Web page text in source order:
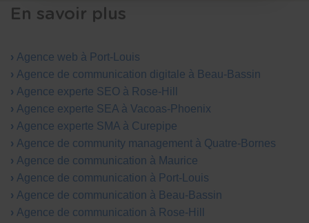
En savoir plus
Agence web à Port-Louis
Agence de communication digitale à Beau-Bassin
Agence experte SEO à Rose-Hill
Agence experte SEA à Vacoas-Phoenix
Agence experte SMA à Curepipe
Agence de community management à Quatre-Bornes
Agence de communication à Maurice
Agence de communication à Port-Louis
Agence de communication à Beau-Bassin
Agence de communication à Rose-Hill